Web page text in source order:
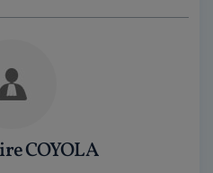
COYOLA